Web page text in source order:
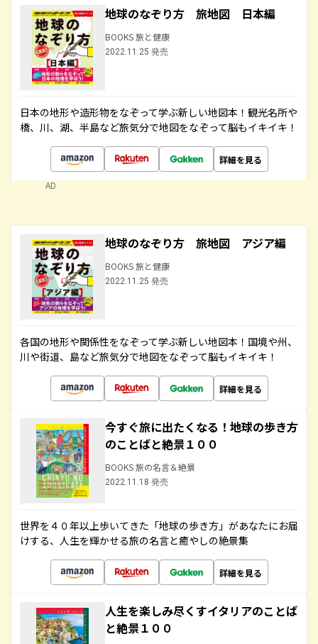
地球のなぞり方 旅地図 日本編
BOOKS 旅と健康
2022.11.25 発売
日本の地形や造形物をなぞって学ぶ新しい地図本！観光名所や
橋、川、湖、半島など旅気分で地図をなぞって脳もイキイキ！
詳細を見る
AD
地球のなぞり方 旅地図 アジア編
BOOKS 旅と健康
2022.11.25 発売
各国の地形や関係性をなぞって学ぶ新しい地図本！国境や州、
川や街道、島など旅気分で地図をなぞって脳もイキイキ！
詳細を見る
今すぐ旅に出たくなる！地球の歩き方
のことばと絶景１００
BOOKS 旅の名言＆絶景
2022.11.18 発売
世界を４０年以上歩いてきた「地球の歩き方」があなたにお届
けする、人生を輝かせる旅の名言と癒やしの絶景集
詳細を見る
人生を楽しみ尽くすイタリアのことば
と絶景１００